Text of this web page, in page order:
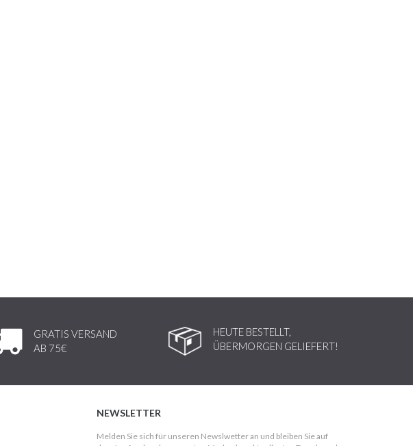
GRATIS VERSAND
AB 75€
HEUTE BESTELLT,
ÜBERMORGEN GELIEFERT!
NEWSLETTER
Melden Sie sich für unseren Newslwetter an und bleiben Sie auf